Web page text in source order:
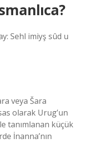
veya Šara
olarak Urug’un
tanımlanan küçük
İnanna’nın